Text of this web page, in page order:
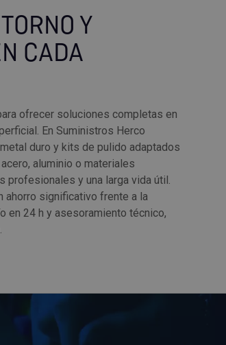
Y
CADA
ofrecer soluciones completas en
En Suministros Herco
duro y kits de pulido adaptados
aluminio o materiales
profesionales y una larga vida útil.
ahorro significativo frente a la
en 24 h y asesoramiento técnico,